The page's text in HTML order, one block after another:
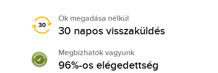
Ok megadása nélkül
30 napos visszaküldés
Megbízhatók vagyunk
96%-os elégedettség